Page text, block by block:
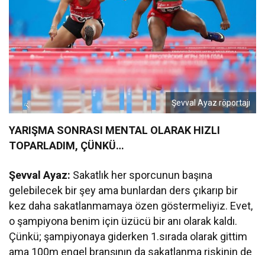
Şevval Ayaz röportajı
YARIŞMA SONRASI MENTAL OLARAK HIZLI
TOPARLADIM, ÇÜNKÜ…
Şevval Ayaz: Sakatlık her sporcunun başına
gelebilecek bir şey ama bunlardan ders çıkarıp bir
kez daha sakatlanmamaya özen göstermeliyiz. Evet,
o şampiyona benim için üzücü bir anı olarak kaldı.
Çünkü; şampiyonaya giderken 1.sırada olarak gittim
ama 100m engel branşının da sakatlanma riskinin de